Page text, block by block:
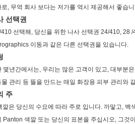
로, 무역 회사 보다는 저가를 역시 제공해서 좋습
선택권
410 선택해, 당신을 위한 나사 선택권 24/410, 28
이동과 같은 다른 선택권을 있습니다.
몇년간에서는, 우리는 많은 고객이 있고, 대부분
물 관리 등 뜰을 만드는 매일 화장용 피부 관리와
주
깔은 당신의 수요에 따라 주로 입니다. 까맣고, 백
Panton 색깔 또는 당신의 표본을 주십시오, 그것